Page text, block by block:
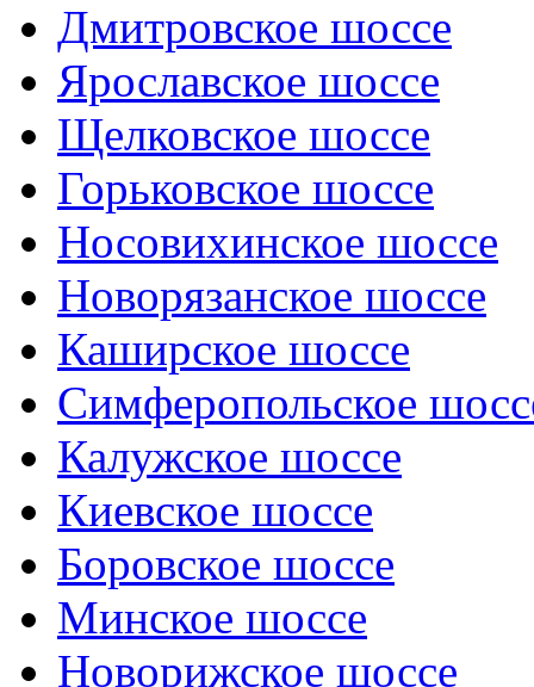
Дмитровское шоссе
Ярославское шоссе
Щелковское шоссе
Горьковское шоссе
Носовихинское шоссе
Новорязанское шоссе
Каширское шоссе
Симферопольское
Калужское шоссе
Киевское шоссе
Боровское шоссе
Минское шоссе
Новорижское шоссе